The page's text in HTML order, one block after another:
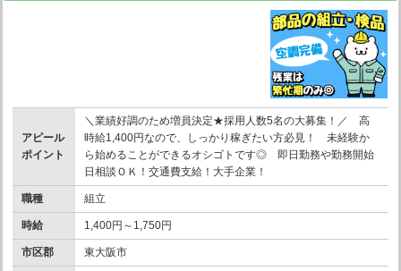
アピール
ポイント
＼業績好調のため増員決定★採用人数5名の大募集！／ 高
時給1,400円なので、しっかり稼ぎたい方必見！ 未経験か
ら始めることができるオシゴトです◎ 即日勤務や勤務開始
日相談ＯＫ！交通費支給！大手企業！
職種 組立
時給 1,400円～1,750円
市区郡 東大阪市